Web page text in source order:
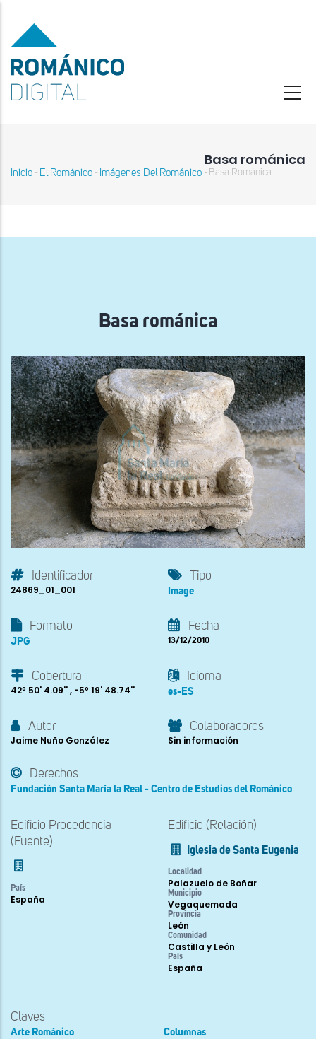
contenido
principal
Basa románica
Sobrescribir
navegación
Inicio - El Románico - Imágenes Del Románico - Basa Románica
Basa románica
Identificador
24869_01_001
Tipo
Image
Formato
JPG
Fecha
13/12/2010
Cobertura
42º 50' 4.09'' , -5º 19' 48.74''
Idioma
es-ES
Autor
Jaime Nuño González
Colaboradores
Sin información
Derechos
Fundación Santa María la Real - Centro de Estudios del Románico
Edificio Procedencia
(Fuente)
País
España
Edificio (Relación)
Iglesia de Santa Eugenia
Localidad
Palazuelo de Boñar
Municipio
Vegaquemada
Provincia
León
Comunidad
Castilla y León
País
España
Claves
Arte Románico
Columnas